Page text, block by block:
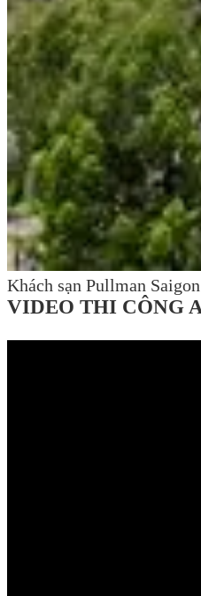
Khách sạn Pullman
VIDEO THI CÔNG